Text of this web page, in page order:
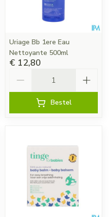
Uriage Bb 1ere Eau
Nettoyante 500ml
€ 12,80
Bestel